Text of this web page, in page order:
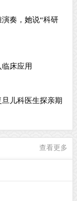
演奏，她说“科研
床应用
儿科医生探亲期
查看更多